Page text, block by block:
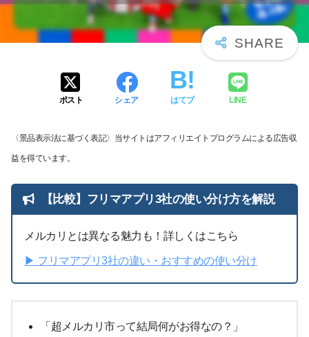
ポスト シェア はてブ LINE
〈景品表示法に基づく表記〉当サイトはアフィリエイトプログラムによる広告収
益を得ています。
【比較】フリマアプリ3社の使い分け方を解説
メルカリとは異なる魅力も！詳しくはこちら
▶︎ フリマアプリ3社の違い・おすすめの使い分け
「超メルカリ市って結局何がお得なの？」